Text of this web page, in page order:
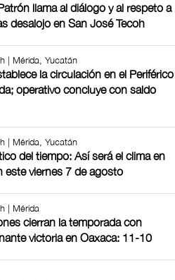
llama al diálogo y al respeto a
desalojo en San José Tecoh
| Mérida, Yucatán
la circulación en el Periférico
operativo concluye con saldo
| Mérida, Yucatán
del tiempo: Así será el clima en
este viernes 7 de agosto
| Mérida
cierran la temporada con
victoria en Oaxaca: 11-10